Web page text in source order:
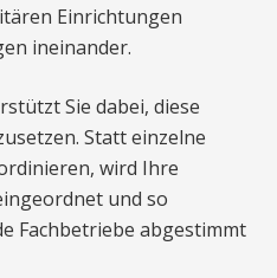
Einrichtungen
ineinander.
Sie dabei, diese
Statt einzelne
wird Ihre
und so
Fachbetriebe abgestimmt